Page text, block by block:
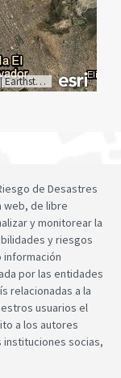
Earthstar Geographics
de Desastres
web, de libre
y monitorear la
y riesgos
información
por las entidades
relacionadas a la
usuarios el
a los autores
instituciones socias,